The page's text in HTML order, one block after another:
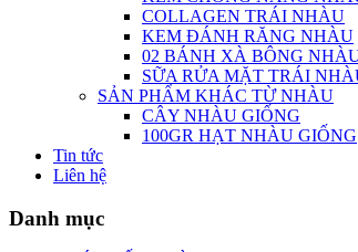
COLLAGEN TRÁI NHÀU
KEM ĐÁNH RĂNG NHÀU
02 BÁNH XÀ BÔNG
SỮA RỬA MẶT TRÁI
SẢN PHẨM KHÁC TỪ NHÀU
CÂY NHÀU GIỐNG
100GR HẠT NHÀU GIỐNG
Tin tức
Liên hệ
Danh mục